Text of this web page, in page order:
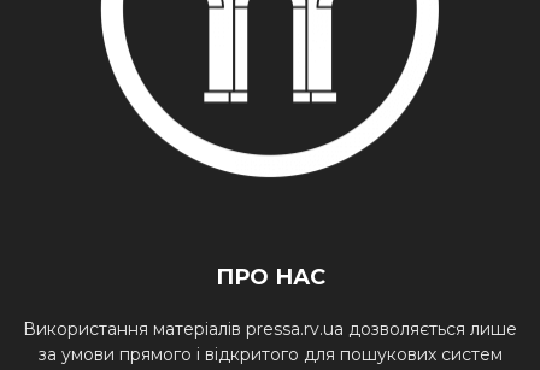
ПРО НАС
Використання матеріалів pressa.rv.ua дозволяється лише
за умови прямого і відкритого для пошукових систем